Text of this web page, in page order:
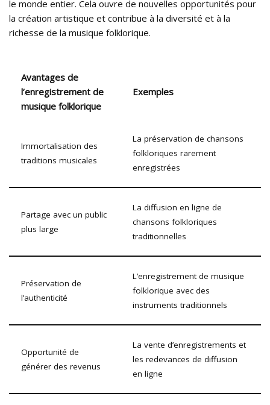
le monde entier. Cela ouvre de nouvelles opportunités pour
la création artistique et contribue à la diversité et à la
richesse de la musique folklorique.
Avantages de
l’enregistrement de
musique folklorique
Exemples
Immortalisation des
traditions musicales
La préservation de chansons
folkloriques rarement
enregistrées
Partage avec un public
plus large
La diffusion en ligne de
chansons folkloriques
traditionnelles
Préservation de
l’authenticité
L’enregistrement de musique
folklorique avec des
instruments traditionnels
Opportunité de
générer des revenus
La vente d’enregistrements et
les redevances de diffusion
en ligne